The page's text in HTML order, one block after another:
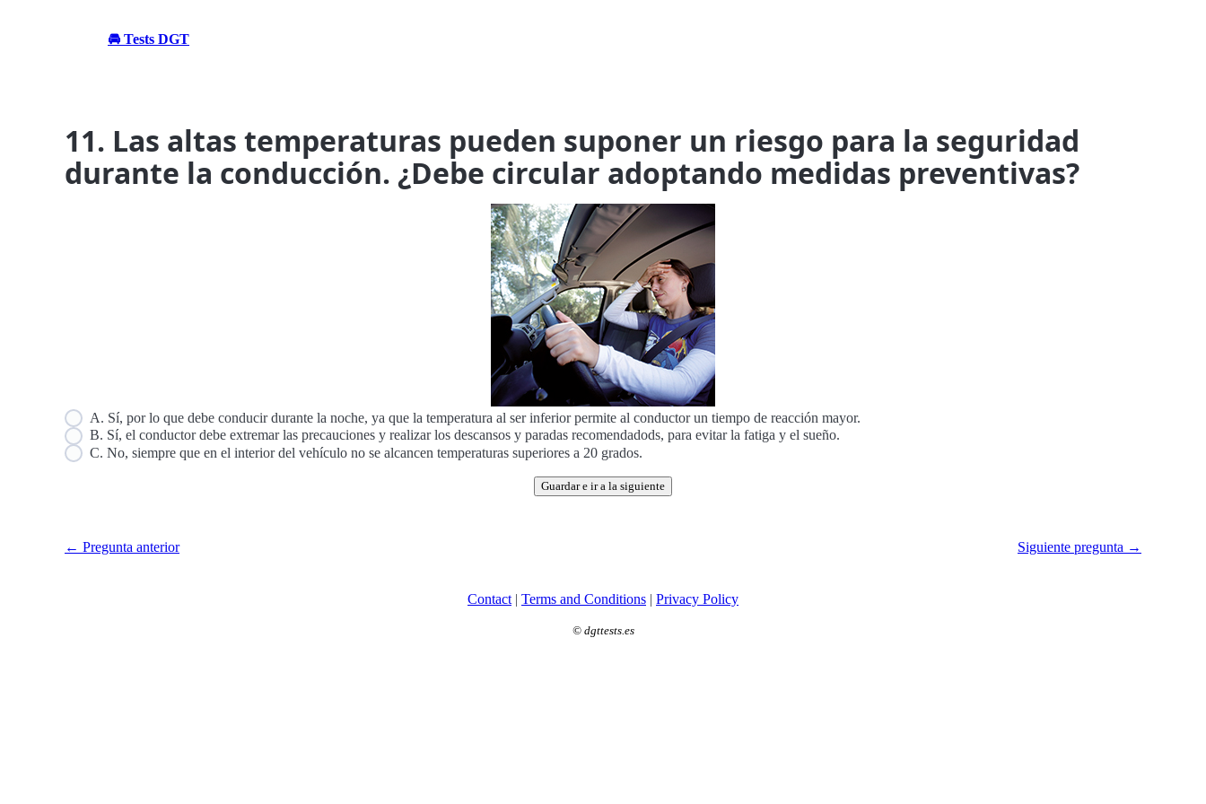
🚘 Tests DGT
11. Las altas temperaturas pueden suponer un riesgo para la seguridad
durante la conducción. ¿Debe circular adoptando medidas preventivas?
A. Sí, por lo que debe conducir durante la noche, ya que la temperatura al ser inferior permite al conductor un tiempo de reacción mayor.
B. Sí, el conductor debe extremar las precauciones y realizar los descansos y paradas recomendadods, para evitar la fatiga y el sueño.
C. No, siempre que en el interior del vehículo no se alcancen temperaturas superiores a 20 grados.
Guardar e ir a la siguiente
← Pregunta anterior Siguiente pregunta →
Contact | Terms and Conditions | Privacy Policy
© dgttests.es